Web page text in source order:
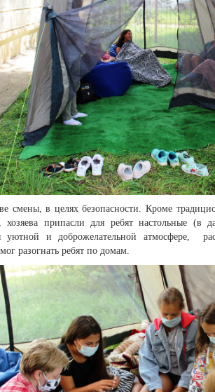
смены, в целях безопасности. Кроме
хозяева припасли для ребят настольные
уютной и доброжелательной атмосфере,
разогнать ребят по домам.